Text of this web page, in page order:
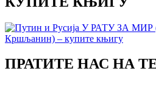
ПРАТИТЕ НАС НА